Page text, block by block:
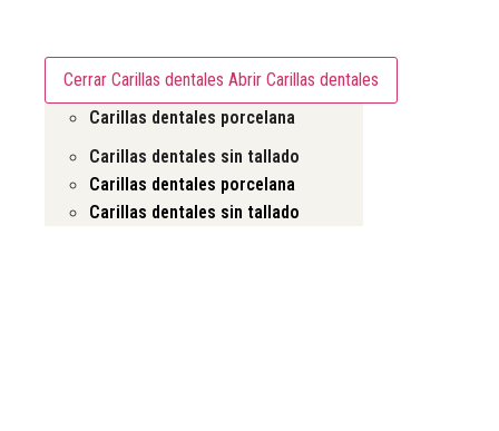
Cerrar Carillas dentales Abrir Carillas dentales
Carillas dentales porcelana
Carillas dentales sin tallado
Carillas dentales porcelana
Carillas dentales sin tallado